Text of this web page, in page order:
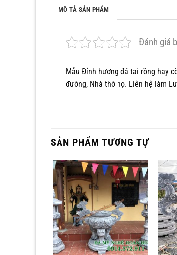
MÔ TẢ SẢN PHẨM
Đánh giá
Mẫu Đỉnh hương đá tai rồng hay
đường, Nhà thờ họ. Liên hệ làm
SẢN PHẨM TƯƠNG TỰ